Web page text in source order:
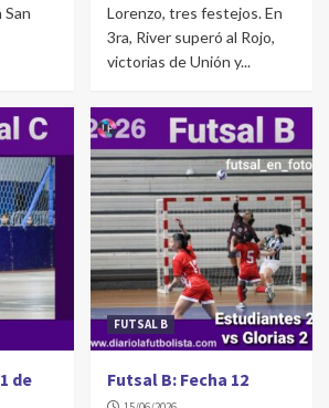
San
Lorenzo, tres festejos. En
3ra, River superó al Rojo,
victorias de Unión y...
de
FUTSAL B
Futsal B: Fecha 12